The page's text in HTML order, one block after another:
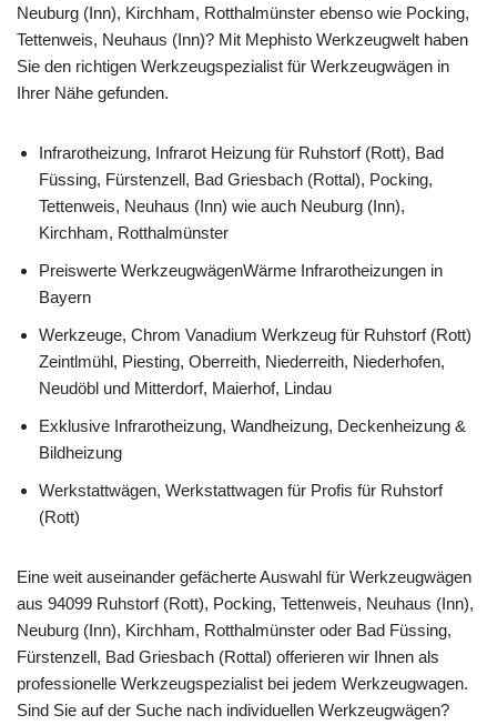
Neuburg (Inn), Kirchham, Rotthalmünster ebenso wie Pocking,
Tettenweis, Neuhaus (Inn)? Mit Mephisto Werkzeugwelt haben
Sie den richtigen Werkzeugspezialist für Werkzeugwägen in
Ihrer Nähe gefunden.
Infrarotheizung, Infrarot Heizung für Ruhstorf (Rott), Bad
Füssing, Fürstenzell, Bad Griesbach (Rottal), Pocking,
Tettenweis, Neuhaus (Inn) wie auch Neuburg (Inn),
Kirchham, Rotthalmünster
Preiswerte WerkzeugwägenWärme Infrarotheizungen in
Bayern
Werkzeuge, Chrom Vanadium Werkzeug für Ruhstorf (Rott)
Zeintlmühl, Piesting, Oberreith, Niederreith, Niederhofen,
Neudöbl und Mitterdorf, Maierhof, Lindau
Exklusive Infrarotheizung, Wandheizung, Deckenheizung &
Bildheizung
Werkstattwägen, Werkstattwagen für Profis für Ruhstorf
(Rott)
Eine weit auseinander gefächerte Auswahl für Werkzeugwägen
aus 94099 Ruhstorf (Rott), Pocking, Tettenweis, Neuhaus (Inn),
Neuburg (Inn), Kirchham, Rotthalmünster oder Bad Füssing,
Fürstenzell, Bad Griesbach (Rottal) offerieren wir Ihnen als
professionelle Werkzeugspezialist bei jedem Werkzeugwagen.
Sind Sie auf der Suche nach individuellen Werkzeugwägen?